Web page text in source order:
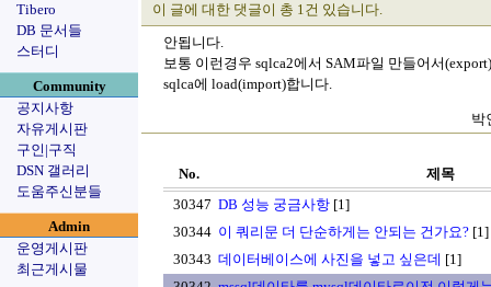
Tibero
DB 문서들
스터디
Community
공지사항
자유게시판
구인|구직
DSN 갤러리
도움주신분들
Admin
운영게시판
최근게시물
이 글에 대한 댓글이 총 1건 있습니다.
안됩니다.
보통 이런경우 sqlca2에서 SAM파일 만들어서(export)
sqlca에 load(import)합니다.
박
No.
제목
30347 DB 성능 궁금사항 [1]
30344 이 쿼리문 더 단순하게는 안되는 건가요? [1]
30343 데이터베이스에 사진을 넣고 싶은데 [1]